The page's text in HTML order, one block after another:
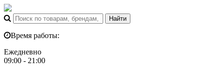
Время работы:
Ежедневно
09:00 - 21:00